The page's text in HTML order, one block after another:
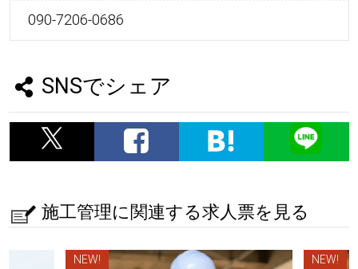
090-7206-0686
SNSでシェア
施工管理に関連する求人票を見る
NEW! NEW!